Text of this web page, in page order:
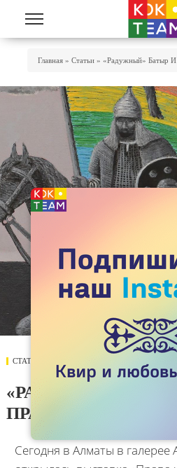
Перейти к основному
Главная » Статьи » «Радужный» Батыр И
СТАТЬИ
«РАДУЖНЫЙ»
ПРАВА
Сегодня в Алматы в галерее